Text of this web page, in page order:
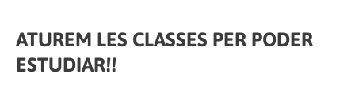
ATUREM LES CLASSES PER PODER
ESTUDIAR!!